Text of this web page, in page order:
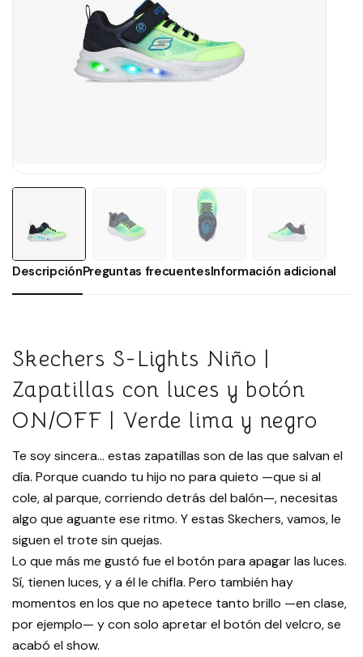
DescripciónPreguntas frecuentesInformación adicional
Skechers S-Lights Niño |
Zapatillas con luces y botón
ON/OFF | Verde lima y negro
Te soy sincera… estas zapatillas son de las que salvan el
día. Porque cuando tu hijo no para quieto —que si al
cole, al parque, corriendo detrás del balón—, necesitas
algo que aguante ese ritmo. Y estas Skechers, vamos, le
siguen el trote sin quejas.
Lo que más me gustó fue el botón para apagar las luces.
Sí, tienen luces, y a él le chifla. Pero también hay
momentos en los que no apetece tanto brillo —en clase,
por ejemplo— y con solo apretar el botón del velcro, se
acabó el show.